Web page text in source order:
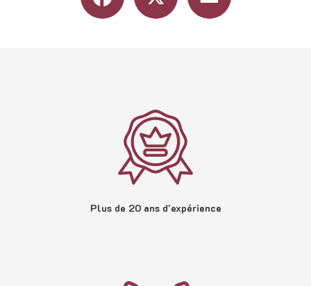
Plus de 20 ans d'expérience